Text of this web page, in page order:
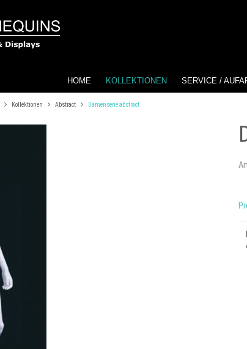
HOME KOLLEKTIONEN SERVICE /
Kollektionen Abstract Damenserie abstract